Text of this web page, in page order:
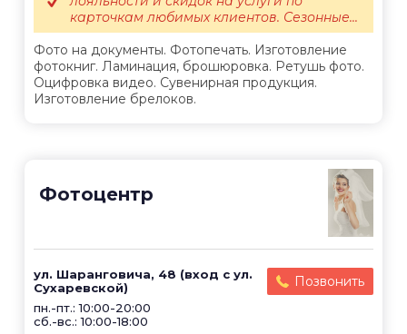
Фото на документы. Фотопечать. Изготовление
фотокниг. Ламинация, брошюровка. Ретушь фото.
Оцифровка видео. Сувенирная продукция.
Изготовление брелоков.
карточкам любимых клиентов. Сезонные...
Фотоцентр
ул. Шаранговича, 48 (вход с ул.
Сухаревской)
пн.-пт.: 10:00-20:00
сб.-вс.: 10:00-18:00
Позвонить